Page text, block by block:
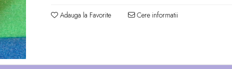
Adauga la Favorite Cere informatii